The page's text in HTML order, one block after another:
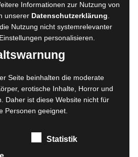
Informationen zur Nutzung von
unserer Datenschutzerklärung
Nutzung nicht systemrelevanter
Einstellungen personalisieren.
Seite beinhalten die moderate
erotische Inhalte, Horror und
Daher ist diese Website nicht für
Personen geeignet.
Statistik